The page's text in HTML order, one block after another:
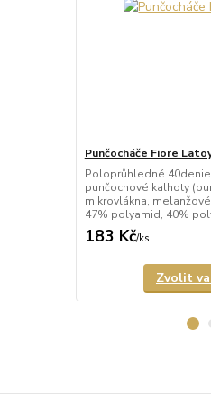
Punčocháče Fiore
Poloprůhledné
punčochové kalhoty
mikrovlákna,
47% polyamid, 40%
183 Kč/ks
Zvolit